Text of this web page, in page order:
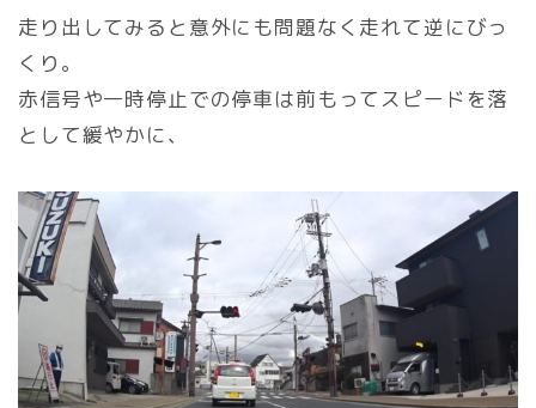
走り出してみると意外にも問題なく走れて逆にびっ
くり。
赤信号や一時停止での停車は前もってスピードを落
として緩やかに、